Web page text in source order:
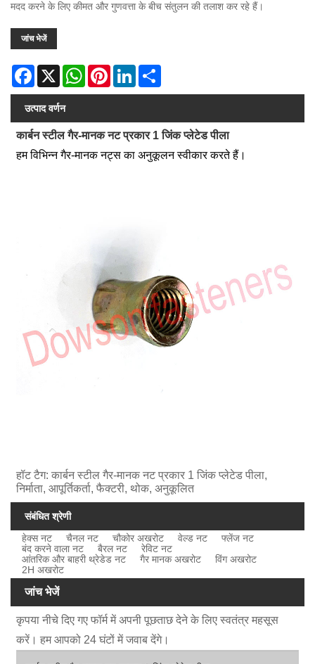
मदद करने के लिए कीमत और गुणवत्ता के बीच संतुलन की तलाश कर रहे हैं।
जांच भेजें
Facebook
X WhatsAppPinterestLinkedIn
उत्पाद वर्णन
कार्बन स्टील गैर-मानक नट प्रकार 1 जिंक प्लेटेड पीला
हम विभिन्न गैर-मानक नट्स का अनुकूलन स्वीकार करते हैं।
हॉट टैग: कार्बन स्टील गैर-मानक नट प्रकार 1 जिंक प्लेटेड पीला,
निर्माता, आपूर्तिकर्ता, फैक्टरी, थोक, अनुकूलित
संबंधित श्रेणी
हेक्स नट
चैनल नट चौकोर अखरोट वेल्ड नट
फ्लेंज नट
बंद करने वाला नट
बैरल नट
रेविट नट
आंतरिक और बाहरी थ्रेडेड नट
गैर मानक अखरोट
विंग अखरोट
2H अखरोट
जांच भेजें
कृपया नीचे दिए गए फॉर्म में अपनी पूछताछ देने के लिए स्वतंत्र महसूस
करें। हम आपको 24 घंटों में जवाब देंगे।